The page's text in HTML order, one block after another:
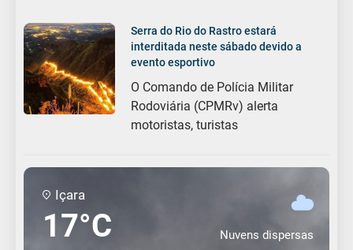
Serra do Rio do Rastro estará
interditada neste sábado devido a
evento esportivo
O Comando de Polícia Militar
Rodoviária (CPMRv) alerta
motoristas, turistas
Içara
17°C Nuvens dispersas